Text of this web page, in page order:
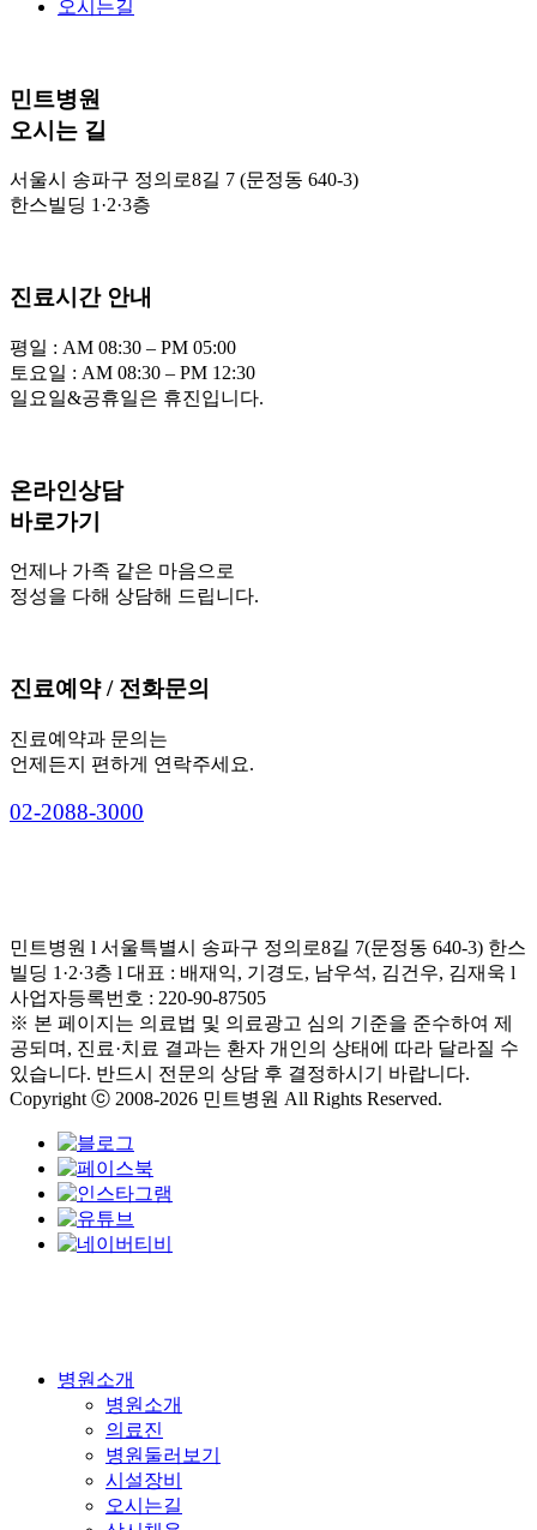
오시는길
민트병원
오시는 길
서울시 송파구 정의로8길 7 (문정동 640-3)
한스빌딩 1·2·3층
진료시간 안내
평일 : AM 08:30 – PM 05:00
토요일 : AM 08:30 – PM 12:30
일요일&공휴일은 휴진입니다.
온라인상담
바로가기
언제나 가족 같은 마음으로
정성을 다해 상담해 드립니다.
진료예약 / 전화문의
진료예약과 문의는
언제든지 편하게 연락주세요.
02-2088-3000
민트병원 l 서울특별시 송파구 정의로8길 7(문정동 640-3) 한스
빌딩 1·2·3층 l 대표 : 배재익, 기경도, 남우석, 김건우, 김재욱 l
사업자등록번호 : 220-90-87505
※ 본 페이지는 의료법 및 의료광고 심의 기준을 준수하여 제
공되며, 진료·치료 결과는 환자 개인의 상태에 따라 달라질 수
있습니다. 반드시 전문의 상담 후 결정하시기 바랍니다.
Copyright ⓒ 2008-2026 민트병원 All Rights Reserved.
Close
병원소개
병원소개
의료진
병원둘러보기
시설장비
오시는길